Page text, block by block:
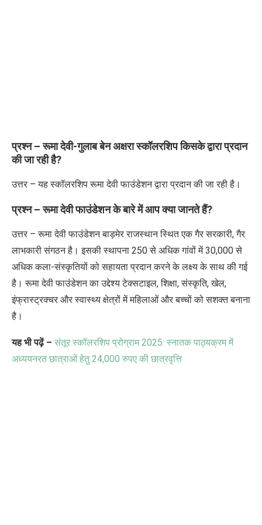
प्रश्न – रूमा देवी-गुलाब बेन अक्षरा स्कॉलरशिप किसके द्वारा प्रदान
की जा रही है?
उत्तर – यह स्कॉलरशिप रूमा देवी फाउंडेशन द्वारा प्रदान की जा रही है।
प्रश्न – रूमा देवी फाउंडेशन के बारे में आप क्या जानते हैं?
उत्तर – रूमा देवी फाउंडेशन बाड़मेर राजस्थान स्थित एक गैर सरकारी,गैर
लाभकारी संगठन है। इसकी स्थापना 250से अधिक गांवों में30,000से
अधिक कला-संस्कृतियों को सहायता प्रदान करने के लक्ष्य के साथ की गई
है। रूमा देवी फाउंडेशन का उद्देश्य टेक्सटाइल,शिक्षा,संस्कृति,खेल,
इंफ्रास्ट्रक्चर और स्वास्थ्य क्षेत्रों में महिलाओं और बच्चों को सशक्त बनाना
है।
यह भी पढ़ें – संतूर स्कॉलरशिप प्रोग्राम2025: स्नातक पाठ्यक्रम में
अध्ययनरत छात्राओं हेतु 24,000 रुपए की छात्रवृत्ति